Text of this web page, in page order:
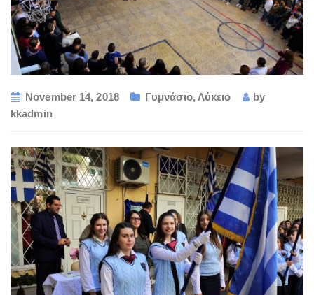
November 14, 2018 Γυμνάσιο, Λύκειο
by
kkadmin